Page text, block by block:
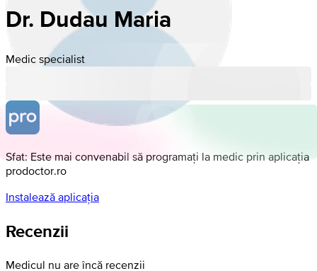
Dr. Dudau Maria
Medic specialist
Sfat: Este mai convenabil să programați la medic prin aplicația
prodoctor.ro
Instalează aplicația
Recenzii
Medicul nu are încă recenzii